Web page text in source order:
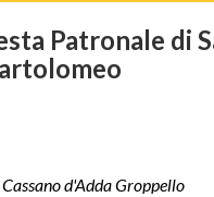
Patronale di
Cassanod'AddaGroppello